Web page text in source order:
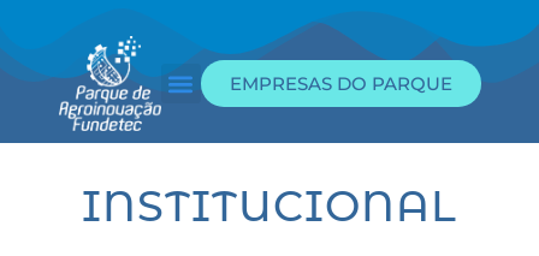
EMPRESAS DO PARQUE
INSTITUCIONAL